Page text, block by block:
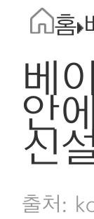
홈
베
안
신